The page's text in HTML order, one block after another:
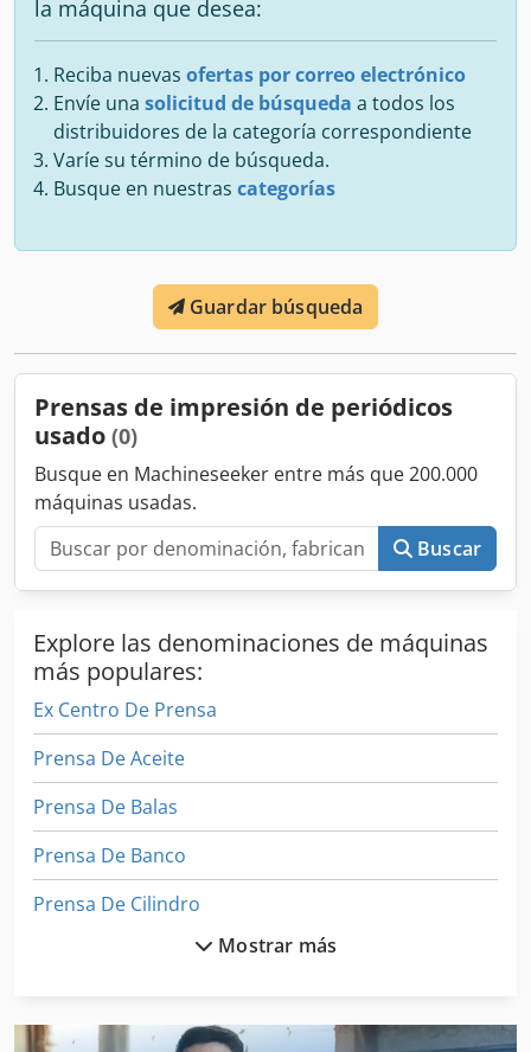
la máquina que desea:
Reciba nuevas ofertas por correo electrónico
Envíe una solicitud de búsqueda a todos los
distribuidores de la categoría correspondiente
Varíe su término de búsqueda.
Busque en nuestras categorías
Guardar búsqueda
Prensas de impresión de periódicos
usado (0)
Busque en Machineseeker entre más que 200.000
máquinas usadas.
Buscar
Explore las denominaciones de máquinas
más populares:
Ex Centro De Prensa
Prensa De Aceite
Prensa De Balas
Prensa De Banco
Prensa De Cilindro
Prensa De Encolado Mostrar más